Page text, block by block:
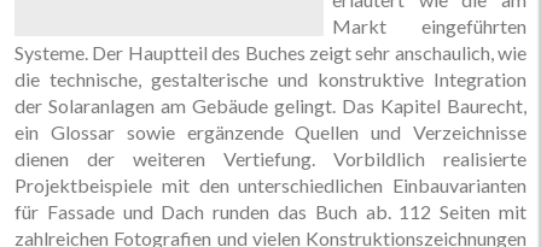
Markt eingeführten
Systeme. Der Hauptteil des Buches zeigt sehr anschaulich, wie
die technische, gestalterische und konstruktive Integration
der Solaranlagen am Gebäude gelingt. Das Kapitel Baurecht,
ein Glossar sowie ergänzende Quellen und Verzeichnisse
dienen der weiteren Vertiefung. Vorbildlich realisierte
Projektbeispiele mit den unterschiedlichen Einbauvarianten
für Fassade und Dach runden das Buch ab. 112 Seiten mit
zahlreichen Fotografien und vielen Konstruktionszeichnungen